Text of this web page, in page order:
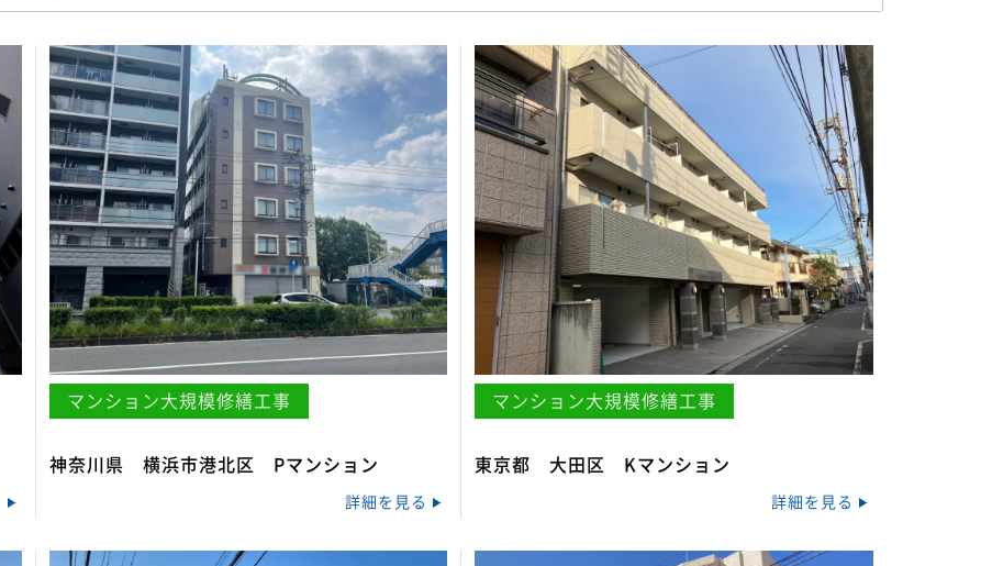
マンション大規模修繕工事
神奈川県 横浜市港北区 Pマンション
詳細を見る
マンション大規模修繕工事
東京都 大田区 Kマンション
詳細を見る